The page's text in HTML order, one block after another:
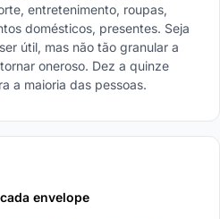
entretenimento, roupas,
domésticos, presentes. Seja
útil, mas não tão granular a
oneroso. Dez a quinze
a maioria das pessoas.
envelope